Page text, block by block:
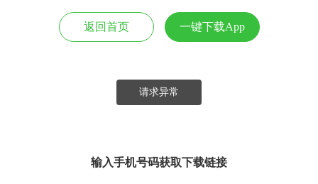
返回首页 一键下载App
输入手机号码获取下载链接
请求异常